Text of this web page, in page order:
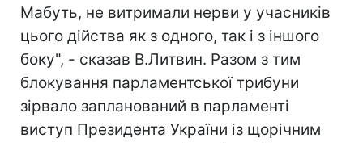
Мабуть, не витримали нерви у учасників
цього дійства як з одного, так і з іншого
боку", - сказав В.Литвин. Разом з тим
блокування парламентської трибуни
зірвало запланований в парламенті
виступ Президента України із щорічним